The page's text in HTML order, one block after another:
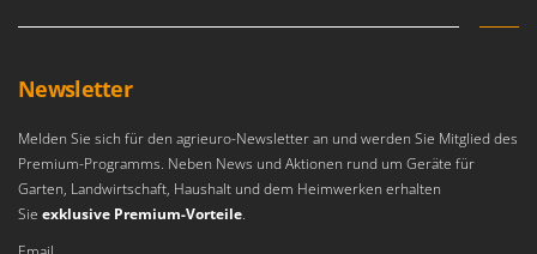
Newsletter
Melden Sie sich für den agrieuro-Newsletter an und werden Sie Mitglied des
Premium-Programms. Neben News und Aktionen rund um Geräte für
Garten, Landwirtschaft, Haushalt und dem Heimwerken erhalten
Sie exklusive Premium-Vorteile.